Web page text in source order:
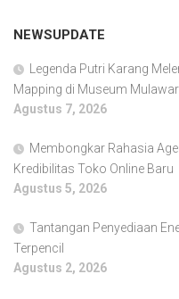
NEWSUPDATE
Legenda Putri Karang
Mapping di Museum
Agustus 7, 2026
Membongkar Rahasia
Kredibilitas Toko Online Baru
Agustus 5, 2026
Tantangan Penyediaan
Terpencil
Agustus 2, 2026